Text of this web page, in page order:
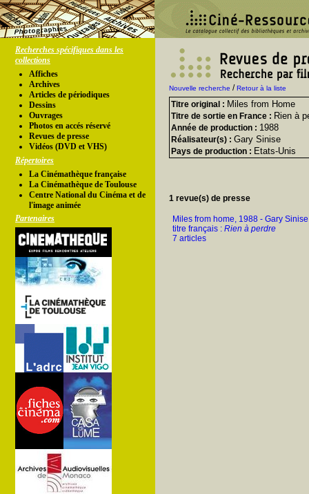
Recherches spécifiques dans les
collections
Affiches
Archives
Articles de périodiques
Dessins
Ouvrages
Photos en accés réservé
Revues de presse
Vidéos (DVD et VHS)
Répertoires
La Cinémathèque française
La Cinémathèque de Toulouse
Centre National du Cinéma et de
l'image animée
Partenaires
Nouvelle recherche /Retour à la liste
Titre original : Miles from Home
Titre de sortie en France : Rien à
Année de production : 1988
Réalisateur(s) : Gary Sinise
Pays de production : Etats-Unis
1 revue(s) de presse
Miles from home, 1988 - Gary Sinise
titre français : Rien à perdre
7 articles